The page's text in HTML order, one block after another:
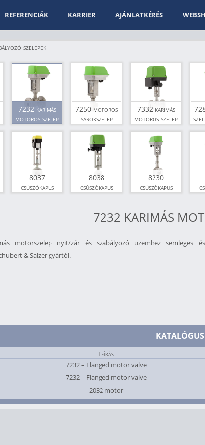
REFERENCIÁK KARRIER AJÁNLATKÉRÉS
szelepek
7232 karimás
motoros szelep
7250 motoros
sarokszelep
7332 karimás
motoros szelep
8037
csúszókapus
8038
csúszókapus
8230
csúszókapus
7232 KARIMÁS
motorszelep nyit/zár és szabályozó üzemhez semleges
& Salzer gyártól.
Leírás
7232 – Flanged motor valve
7232 – Flanged motor valve
2032 motor